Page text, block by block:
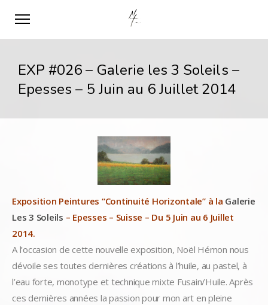
EXP #026 – Galerie les 3 Soleils –
Epesses – 5 Juin au 6 Juillet 2014
Exposition Peintures “Continuité Horizontale” à la Galerie
Les 3 Soleils – Epesses – Suisse – Du 5 Juin au 6 Juillet
2014.
A l’occasion de cette nouvelle exposition, Noël Hémon nous
dévoile ses toutes dernières créations à l’huile, au pastel, à
l’eau forte, monotype et technique mixte Fusain/Huile. Après
ces dernières années la passion pour mon art en pleine